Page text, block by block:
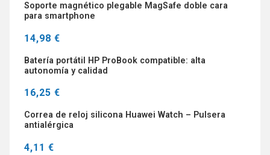
Soporte magnético plegable MagSafe doble cara
para smartphone
14,98 €
Batería portátil HP ProBook compatible: alta
autonomía y calidad
16,25 €
Correa de reloj silicona Huawei Watch – Pulsera
antialérgica
4,11 €